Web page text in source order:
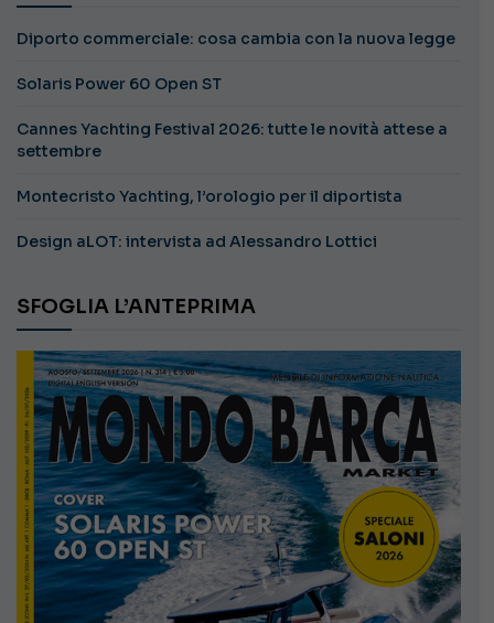
Diporto commerciale: cosa cambia con la nuova legge
Solaris Power 60 Open ST
Cannes Yachting Festival 2026: tutte le novità attese a
settembre
Montecristo Yachting, l’orologio per il diportista
Design aLOT: intervista ad Alessandro Lottici
SFOGLIA L’ANTEPRIMA